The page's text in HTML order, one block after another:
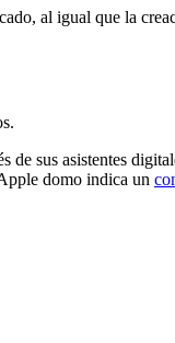
al igual que la
de sus asistentes
domo indica un